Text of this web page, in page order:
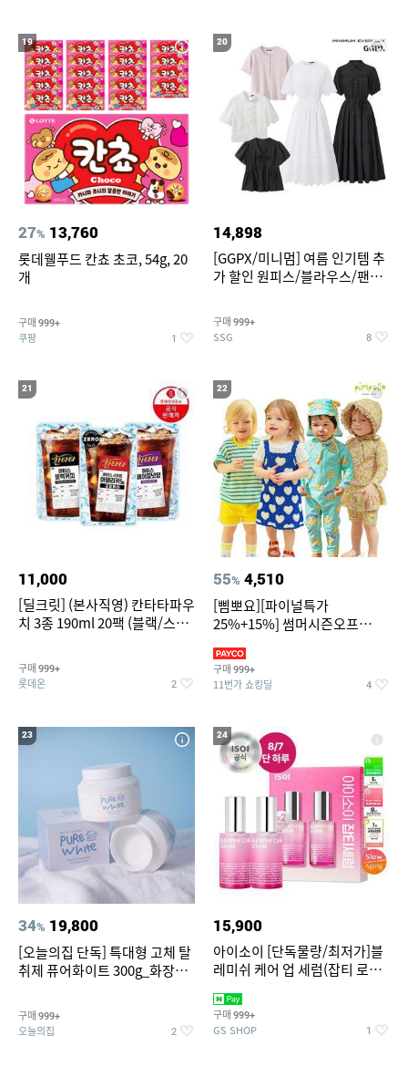
19
27% 13,760
롯데웰푸드 칸쵸 초코, 54g, 20
개
구매 999+
쿠팡 1
20
14,898
[GGPX/미니멈] 여름 인기템 추
가 할인 원피스/블라우스/팬츠
구매 999+
SSG 8
21
11,000
[딜크릿] (본사직영) 칸타타파우
치 3종 190ml 20팩 (블랙/스위
구매 999+
롯데온 2
22
55% 4,510
[삠뽀요][파이널특가
25%+15%] 썸머시즌오프
영복/티셔츠/
구매 999+
11번가 쇼킹딜 4
23
34% 19,800
[오늘의집 단독] 특대형 고체 탈
취제 퓨어화이트 300g_화장실
구매 999+
오늘의집 2
24
15,900
아이소이 [단독물량/최저가]블
레미쉬 케어 업 세럼(잡티 로즈
2027-04-24)
구매 999+
GS SHOP 1